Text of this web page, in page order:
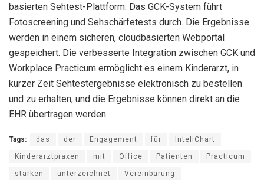
basierten Sehtest-Plattform. Das GCK-System führt
Fotoscreening und Sehschärfetests durch. Die Ergebnisse
werden in einem sicheren, cloudbasierten Webportal
gespeichert. Die verbesserte Integration zwischen GCK und
Workplace Practicum ermöglicht es einem Kinderarzt, in
kurzer Zeit Sehtestergebnisse elektronisch zu bestellen
und zu erhalten, und die Ergebnisse können direkt an die
EHR übertragen werden.
Tags: das der Engagement für InteliChart
Kinderarztpraxen mit Office Patienten Practicum
stärken unterzeichnet Vereinbarung